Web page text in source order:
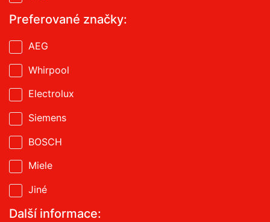
Preferované značky:
AEG
Whirpool
Electrolux
Siemens
BOSCH
Miele
Jiné
Další informace: